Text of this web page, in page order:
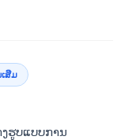
ສີມ
ຮູບແບບການ